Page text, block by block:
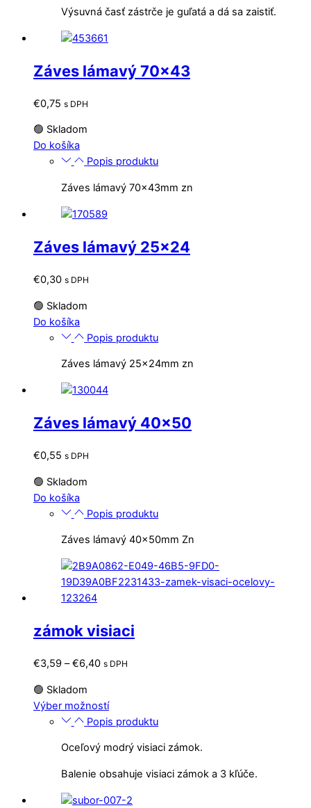
Výsuvná časť zástrče je guľatá a dá sa zaistiť.
Záves lámavý 70×43
€0,75 s DPH
🟢 Skladom
Do košíka
Popis produktu
Záves lámavý 70x43mm zn
Záves lámavý 25×24
€0,30 s DPH
🟢 Skladom
Do košíka
Popis produktu
Záves lámavý 25x24mm zn
Záves lámavý 40×50
€0,55 s DPH
🟢 Skladom
Do košíka
Popis produktu
Záves lámavý 40x50mm Zn
zámok visiaci
€3,59 – €6,40Price
through
€6,40
s DPH
🟢 Skladom
Výber možnostíTento
produkt
viacero
variantov.
si
Popis produktu
Oceľový modrý visiaci zámok.
Balenie obsahuje visiaci zámok a 3 kľúče.